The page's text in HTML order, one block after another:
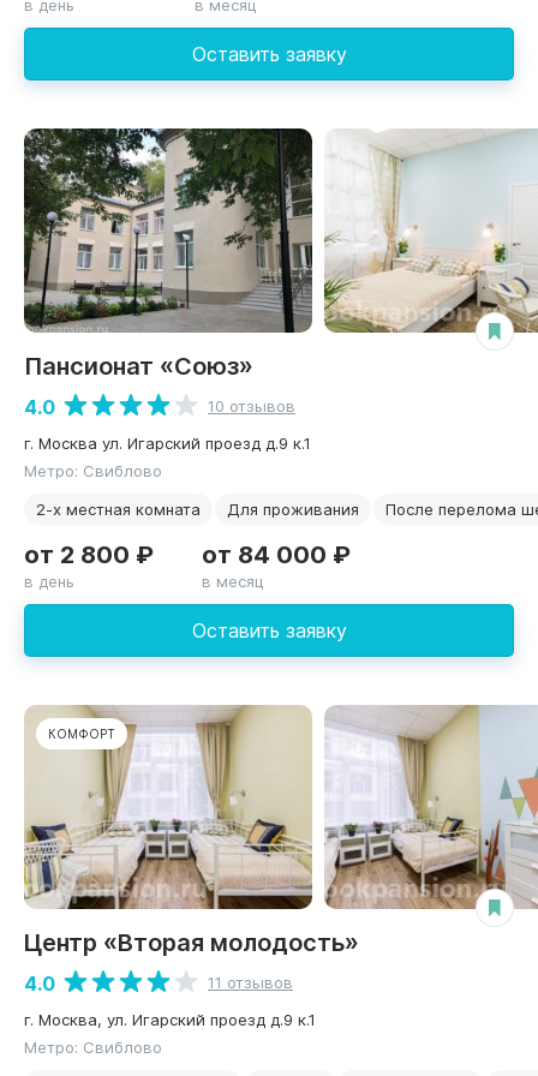
Оставить заявку
в день в месяц
Пансионат «Союз»
4.0
10 отзывов
г. Москва ул. Игарский проезд д.9 к.1
Метро: Свиблово
2-х местная комната
Для проживания После перелома
Оставить заявку
от 2 800 ₽
в день
от 84 000 ₽
в месяц
КОМФОРТ
Центр «Вторая молодость»
4.0
11 отзывов
г. Москва, ул. Игарский проезд д.9 к.1
Метро: Свиблово